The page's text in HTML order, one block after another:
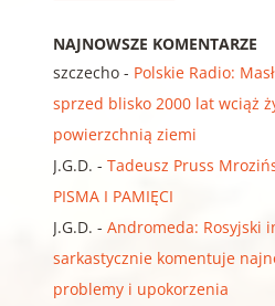
NAJNOWSZE KOMENTARZE
szczecho- Polskie Radio:
sprzed blisko 2000 lat wciąż
powierzchnią ziemi
J.G.D. - Tadeusz Pruss
PISMA I PAMIĘCI
J.G.D. - Andromeda: Rosyjski
sarkastycznie komentuje
problemy i upokorzenia